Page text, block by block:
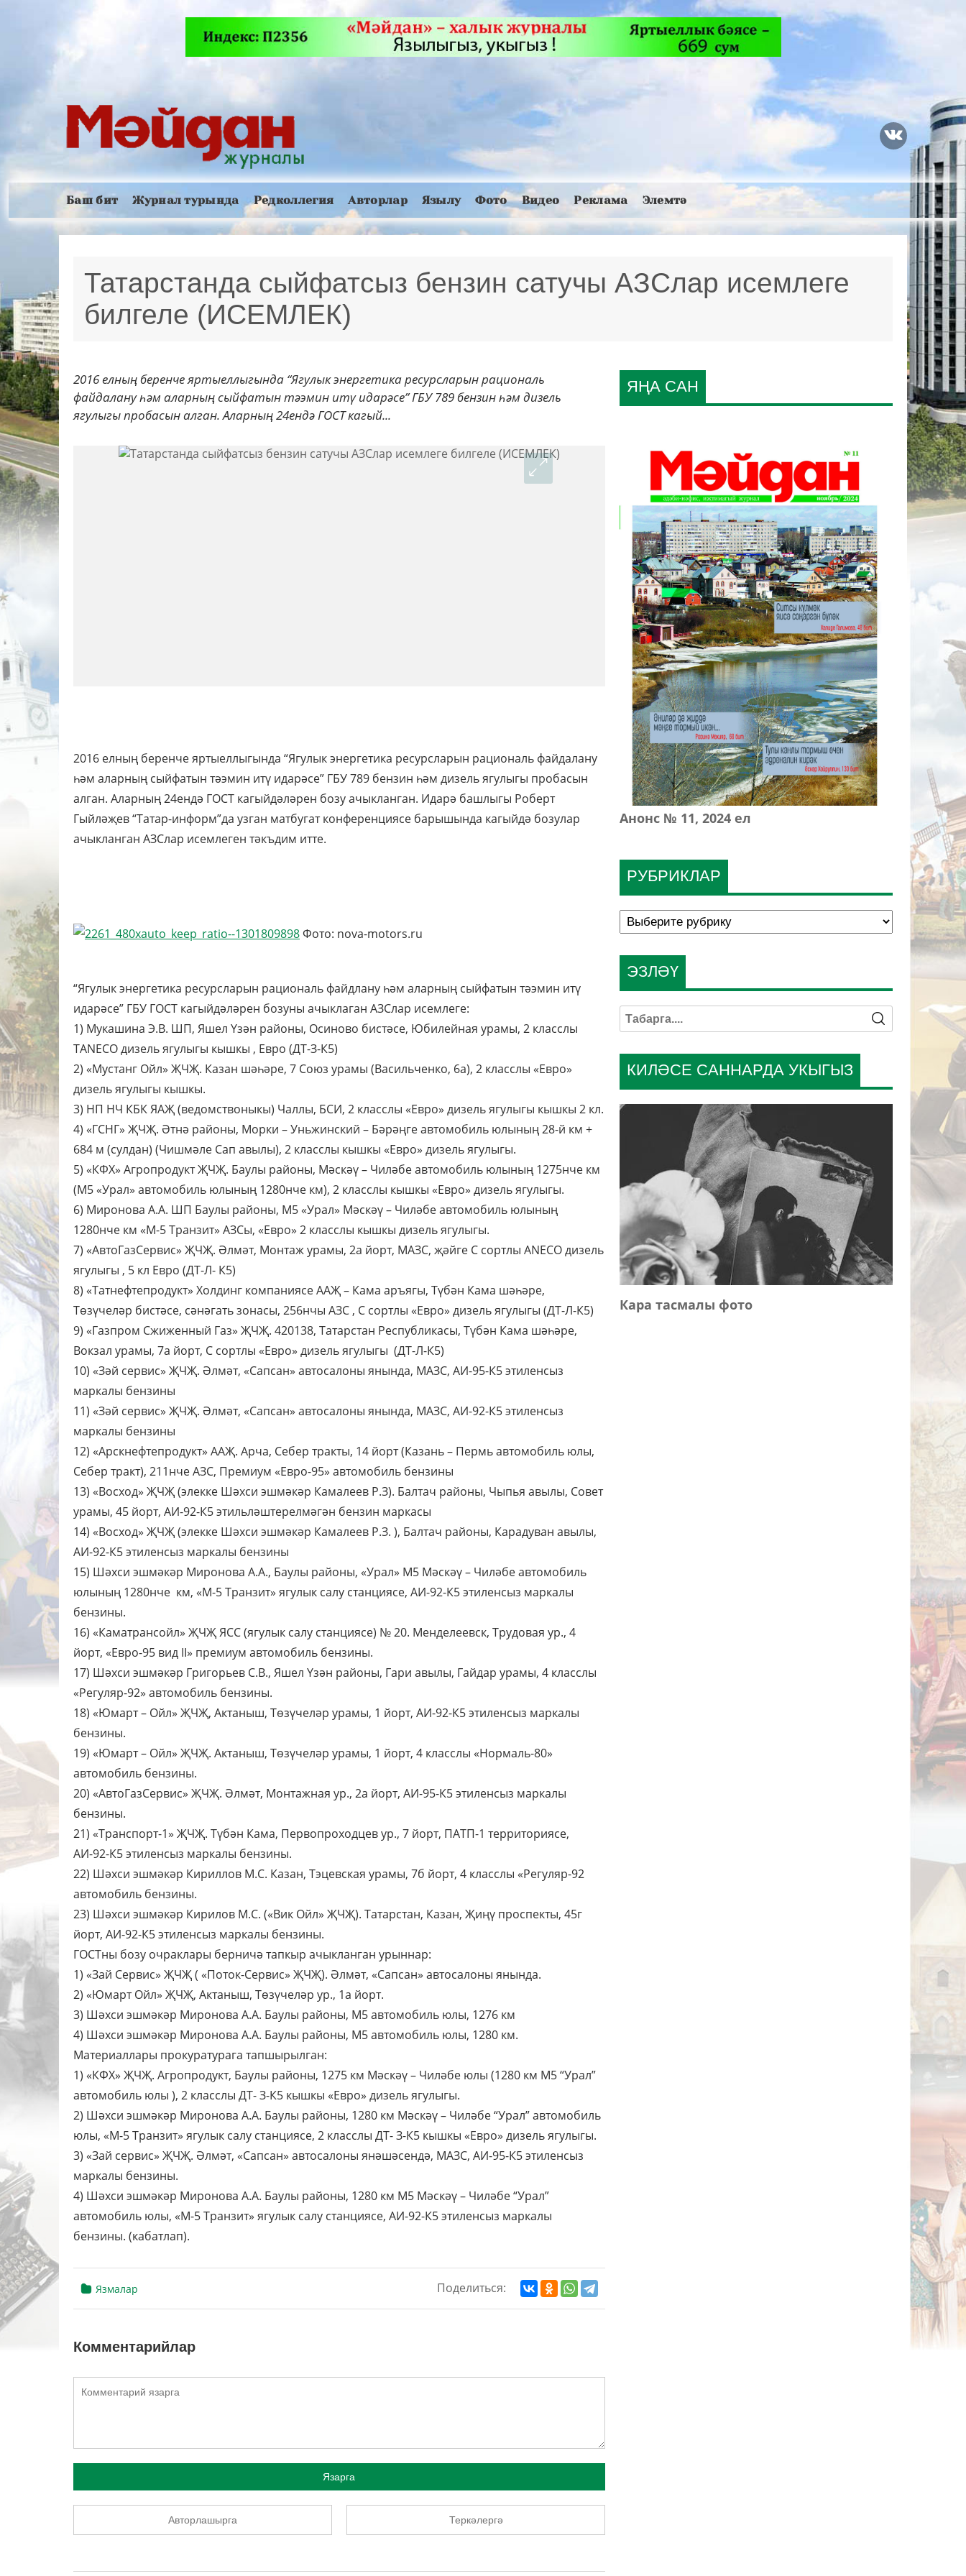
Баш бит Журнал турында Редколлегия Авторлар Язылу Фото Видео Реклама Элемтә
Татарстанда сыйфатсыз бензин сатучы АЗСлар исемлеге
билгеле (ИСЕМЛЕК)
2016 елның беренче яртыеллыгында “Ягулык энергетика ресурсларын рациональ
файдалану һәм аларның сыйфатын тәэмин итү идарәсе” ГБУ 789 бензин һәм дизель
ягулыгы пробасын алган. Аларның 24ендә ГОСТ кагый...
2016 елның беренче яртыеллыгында “Ягулык энергетика ресурсларын рациональ файдалану
һәм аларның сыйфатын тәэмин итү идарәсе” ГБУ 789 бензин һәм дизель ягулыгы пробасын
алган. Аларның 24ендә ГОСТ кагыйдәләрен бозу ачыкланган. Идарә башлыгы Роберт
Гыйләҗев “Татар-информ”да узган матбугат конференциясе барышында кагыйдә бозулар
ачыкланган АЗСлар исемлеген тәкъдим итте.
Фото: nova-motors.ru
“Ягулык энергетика ресурсларын рациональ файдлану һәм аларның сыйфатын тәэмин итү
идарәсе” ГБУ ГОСТ кагыйдәләрен бозуны ачыклаган АЗСлар исемлеге:
1) Мукашина Э.В. ШП, Яшел Үзән районы, Осиново бистәсе, Юбилейная урамы, 2 класслы
TANECO дизель ягулыгы кышкы , Евро (ДТ-З-К5)
2) «Мустанг Ойл» ҖЧҖ. Казан шәһәре, 7 Союз урамы (Васильченко, 6а), 2 класслы «Евро»
дизель ягулыгы кышкы.
3) НП НЧ КБК ЯАҖ (ведомствоныкы) Чаллы, БСИ, 2 класслы «Евро» дизель ягулыгы кышкы 2 кл.
4) «ГСНГ» ҖЧҖ. Әтнә районы, Морки – Уньжинский – Бәрәңге автомобиль юлының 28-й км +
684 м (сулдан) (Чишмәле Сап авылы), 2 класслы кышкы «Евро» дизель ягулыгы.
5) «КФХ» Агропродукт ҖЧҖ. Баулы районы, Мәскәү – Чиләбе автомобиль юлының 1275нче км
(М5 «Урал» автомобиль юлының 1280нче км), 2 класслы кышкы «Евро» дизель ягулыгы.
6) Миронова А.А. ШП Баулы районы, М5 «Урал» Мәскәү – Чиләбе автомобиль юлының
1280нче км «М-5 Транзит» АЗСы, «Евро» 2 класслы кышкы дизель ягулыгы.
7) «АвтоГазСервис» ҖЧҖ. Әлмәт, Монтаж урамы, 2а йорт, МАЗС, җәйге С сортлы ANECO дизель
ягулыгы , 5 кл Евро (ДТ-Л- К5)
8) «Татнефтепродукт» Холдинг компаниясе ААҖ – Кама аръягы, Түбән Кама шәһәре,
Төзүчеләр бистәсе, сәнәгать зонасы, 256нчы АЗС , С сортлы «Евро» дизель ягулыгы (ДТ-Л-К5)
9) «Газпром Сжиженный Газ» ҖЧҖ. 420138, Татарстан Республикасы, Түбән Кама шәһәре,
Вокзал урамы, 7а йорт, С сортлы «Евро» дизель ягулыгы (ДТ-Л-К5)
10) «Зәй сервис» ҖЧҖ. Әлмәт, «Сапсан» автосалоны янында, МАЗС, АИ-95-К5 этиленсыз
маркалы бензины
11) «Зәй сервис» ҖЧҖ. Әлмәт, «Сапсан» автосалоны янында, МАЗС, АИ-92-К5 этиленсыз
маркалы бензины
12) «Арскнефтепродукт» ААҖ. Арча, Себер тракты, 14 йорт (Казань – Пермь автомобиль юлы,
Себер тракт), 211нче АЗС, Премиум «Евро-95» автомобиль бензины
13) «Восход» ҖЧҖ (элекке Шәхси эшмәкәр Камалеев Р.З). Балтач районы, Чыпья авылы, Совет
урамы, 45 йорт, АИ-92-К5 этильләштерелмәгән бензин маркасы
14) «Восход» ҖЧҖ (элекке Шәхси эшмәкәр Камалеев Р.З. ), Балтач районы, Карадуван авылы,
АИ-92-К5 этиленсыз маркалы бензины
15) Шәхси эшмәкәр Миронова А.А., Баулы районы, «Урал» М5 Мәскәү – Чиләбе автомобиль
юлының 1280нче км, «М-5 Транзит» ягулык салу станциясе, АИ-92-К5 этиленсыз маркалы
бензины.
16) «Каматрансойл» ҖЧҖ ЯСС (ягулык салу станциясе) № 20. Менделеевск, Трудовая ур., 4
йорт, «Евро-95 вид II» премиум автомобиль бензины.
17) Шәхси эшмәкәр Григорьев С.В., Яшел Үзән районы, Гари авылы, Гайдар урамы, 4 класслы
«Регуляр-92» автомобиль бензины.
18) «Юмарт – Ойл» ҖЧҖ, Актаныш, Төзүчеләр урамы, 1 йорт, АИ-92-К5 этиленсыз маркалы
бензины.
19) «Юмарт – Ойл» ҖЧҖ. Актаныш, Төзүчеләр урамы, 1 йорт, 4 класслы «Нормаль-80»
автомобиль бензины.
20) «АвтоГазСервис» ҖЧҖ. Әлмәт, Монтажная ур., 2а йорт, АИ-95-К5 этиленсыз маркалы
бензины.
21) «Транспорт-1» ҖЧҖ. Түбән Кама, Первопроходцев ур., 7 йорт, ПАТП-1 территориясе,
АИ-92-К5 этиленсыз маркалы бензины.
22) Шәхси эшмәкәр Кириллов М.С. Казан, Тэцевская урамы, 7б йорт, 4 класслы «Регуляр-92
автомобиль бензины.
23) Шәхси эшмәкәр Кирилов М.С. («Вик Ойл» ҖЧҖ). Татарстан, Казан, Җиңү проспекты, 45г
йорт, АИ-92-К5 этиленсыз маркалы бензины.
ГОСТны бозу очраклары берничә тапкыр ачыкланган урыннар:
1) «Зай Сервис» ҖЧҖ ( «Поток-Сервис» ҖЧҖ). Әлмәт, «Сапсан» автосалоны янында.
2) «Юмарт Ойл» ҖЧҖ, Актаныш, Төзүчеләр ур., 1а йорт.
3) Шәхси эшмәкәр Миронова А.А. Баулы районы, М5 автомобиль юлы, 1276 км
4) Шәхси эшмәкәр Миронова А.А. Баулы районы, М5 автомобиль юлы, 1280 км.
Материаллары прокуратурага тапшырылган:
1) «КФХ» ҖЧҖ. Агропродукт, Баулы районы, 1275 км Мәскәү – Чиләбе юлы (1280 км М5 “Урал”
автомобиль юлы ), 2 класслы ДТ- З-К5 кышкы «Евро» дизель ягулыгы.
2) Шәхси эшмәкәр Миронова А.А. Баулы районы, 1280 км Мәскәү – Чиләбе “Урал” автомобиль
юлы, «М-5 Транзит» ягулык салу станциясе, 2 класслы ДТ- З-К5 кышкы «Евро» дизель ягулыгы.
3) «Зай сервис» ҖЧҖ. Әлмәт, «Сапсан» автосалоны янәшәсендә, МАЗС, АИ-95-К5 этиленсыз
маркалы бензины.
4) Шәхси эшмәкәр Миронова А.А. Баулы районы, 1280 км М5 Мәскәү – Чиләбе “Урал”
автомобиль юлы, «М-5 Транзит» ягулык салу станциясе, АИ-92-К5 этиленсыз маркалы
бензины. (кабатлап).
Язмалар Поделиться:
Комментарийлар
Язарга
Авторлашырга Теркәлергә
РУБРИКЛАР
ЯҢА САН
Анонс № 11, 2024 ел
КИЛӘСЕ САННАРДА УКЫГЫЗ
Кара тасмалы фото
ЭЗЛӘҮ